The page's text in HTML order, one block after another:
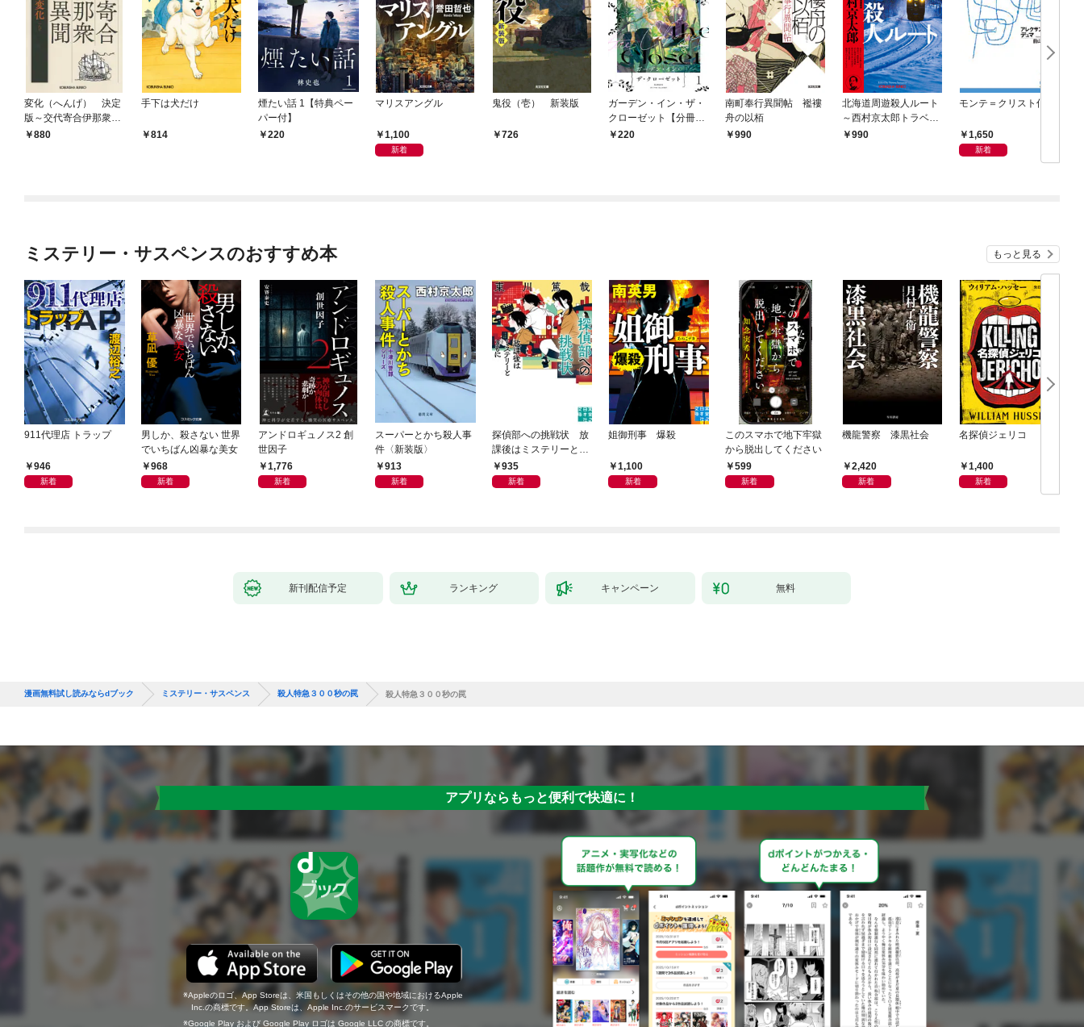
変化（へんげ） 決定
版～交代寄合伊那衆異
聞（1）～
880
手下は犬だけ
814
煙たい話 1【特典ペー
パー付】
220
マリスアングル
1,100
新着
鬼役（壱） 新装版
726
ガーデン・イン・ザ・
クローゼット【分冊
版】1
220
南町奉行異聞帖 襤褸
舟の以栢
990
北海道周遊殺人ルート
～西村京太郎トラベル
ミステリー・セレクシ
990
モンテ＝クリスト伯3
1,650
新着
ミステリー・サスペンスのおすすめ本 もっと見る
911代理店 トラップ
946
新着
男しか、殺さない 世界
でいちばん凶暴な美女
968
新着
アンドロギュノス2 創
世因子
1,776
新着
スーパーとかち殺人事
件〈新装版〉
913
新着
探偵部への挑戦状 放
課後はミステリーとと
もに 新装版
935
新着
姐御刑事 爆殺
1,100
新着
このスマホで地下牢獄
から脱出してください
599
新着
機龍警察 漆黒社会
2,420
新着
名探偵ジェリコ
1,400
新着
新刊配信予定 ランキング キャンペーン 無料
漫画無料試し読みならdブック ミステリー・サスペンス 殺人特急３００秒の罠 殺人特急３００秒の罠
アプリならもっと便利で快適に！
Appleのロゴ、App Storeは、米国もしくはその他の国や地域におけるApple
Inc.の商標です。App Storeは、Apple Inc.のサービスマークです。
Google Play および Google Play ロゴは Google LLC の商標です。